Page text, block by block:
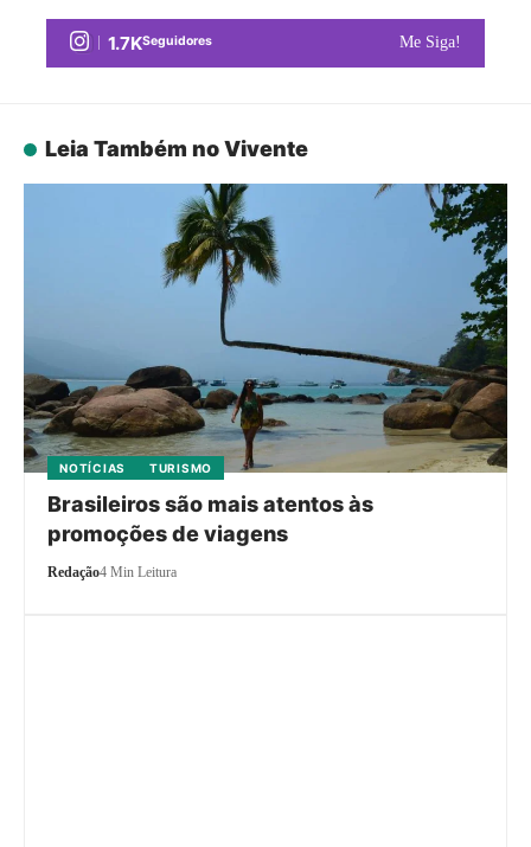
1.7KSeguidores Me Siga!
Leia Também no Vivente
NOTÍCIAS TURISMO
Brasileiros são mais atentos às
promoções de viagens
Redação4 Min Leitura